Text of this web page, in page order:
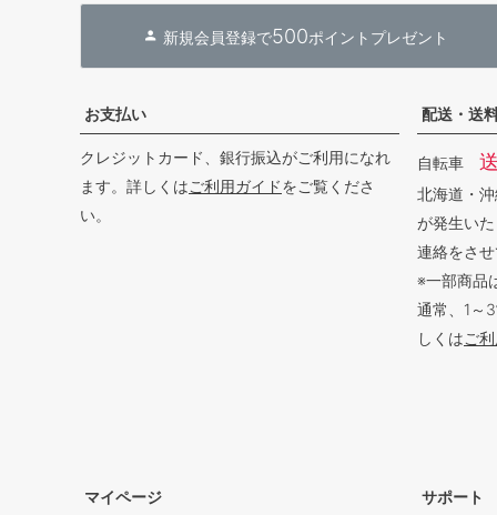
新規会員登録で500ポイントプレゼント
お支払い
クレジットカード、銀行振込がご利用になれ
ます。詳しくはご利用ガイドをご覧くださ
い。
配送・送
自転車
北海道・
が発生い
連絡をさ
※一部商品
通常、1～
しくはご
マイページ サポート